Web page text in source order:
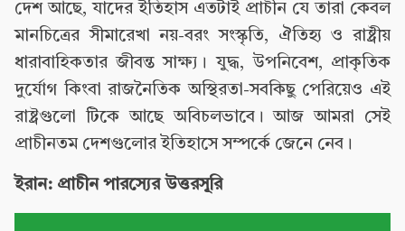
দেশ আছে, যাদের ইতিহাস এতটাই প্রাচীন যে তারা কেবল
মানচিত্রের সীমারেখা নয়-বরং সংস্কৃতি, ঐতিহ্য ও রাষ্ট্রীয়
ধারাবাহিকতার জীবন্ত সাক্ষ্য। যুদ্ধ, উপনিবেশ, প্রাকৃতিক
দুর্যোগ কিংবা রাজনৈতিক অস্থিরতা-সবকিছু পেরিয়েও এই
রাষ্ট্রগুলো টিকে আছে অবিচলভাবে। আজ আমরা সেই
প্রাচীনতম দেশগুলোর ইতিহাসে সম্পর্কে জেনে নেব।
ইরান: প্রাচীন পারস্যের উত্তরসূরি